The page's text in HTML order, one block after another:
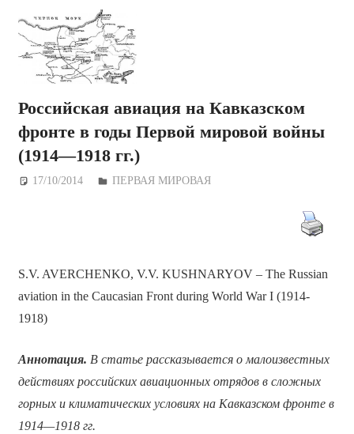
Российская авиация на Кавказском
фронте в годы Первой мировой войны
(1914—1918 гг.)
17/10/2014 Дежурный по Редакции
ПЕРВАЯ МИРОВАЯ
S.V. AVERCHENKO, V.V. KUSHNARYOV – The Russian
aviation in the Caucasian Front during World War I (1914-
1918)
Аннотация. В статье рассказывается о малоизвестных
действиях российских авиационных отрядов в сложных
горных и климатических условиях на Кавказском фронте в
1914—1918 гг.